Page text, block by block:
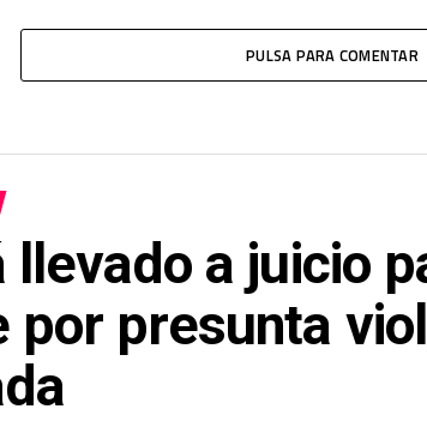
PULSA PARA COMENTAR
llevado a juicio
por presunta